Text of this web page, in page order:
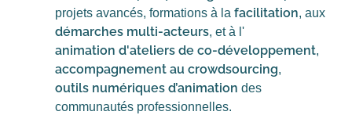
projets avancés, formations à la facilitation, aux
démarches multi-acteurs, et à l'
animation d'ateliers de co-développement,
accompagnement au crowdsourcing,
outils numériques d’animation des
communautés professionnelles.